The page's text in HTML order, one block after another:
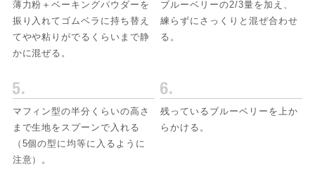
薄力粉＋ベーキングパウダーを
振り入れてゴムベラに持ち替え
てやや粘りがでるくらいまで静
かに混ぜる。
ブルーベリーの2/3量を加え、
練らずにさっくりと混ぜ合わせ
る。
マフィン型の半分くらいの高さ
まで生地をスプーンで入れる
（5個の型に均等に入るように
注意）。
残っているブルーベリーを上か
らかける。